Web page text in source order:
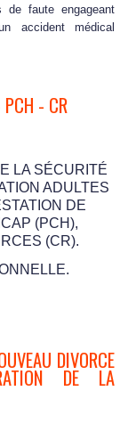
de faute engageant
accident médical
- CR
LA SÉCURITÉ
ADULTES
DE
(PCH),
(CR).
DIVORCE
DE LA